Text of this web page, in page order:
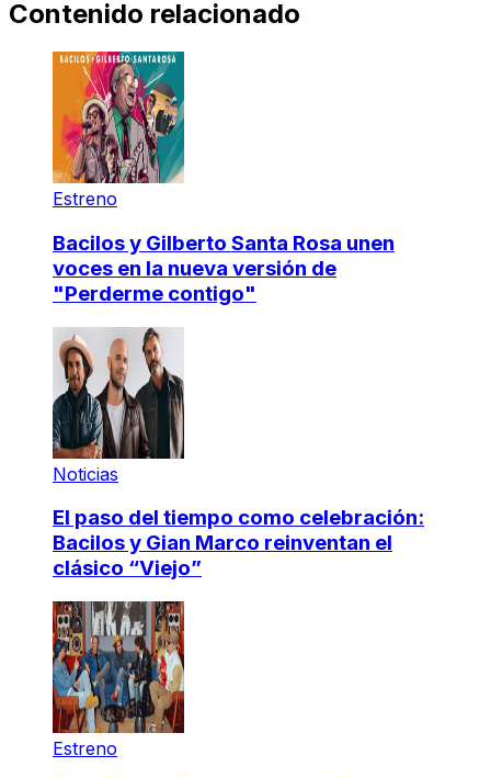
Contenido relacionado
Estreno
Bacilos y Gilberto Santa Rosa unen
voces en la nueva versión de
"Perderme contigo"
Noticias
El paso del tiempo como celebración:
Bacilos y Gian Marco reinventan el
clásico “Viejo”
Estreno